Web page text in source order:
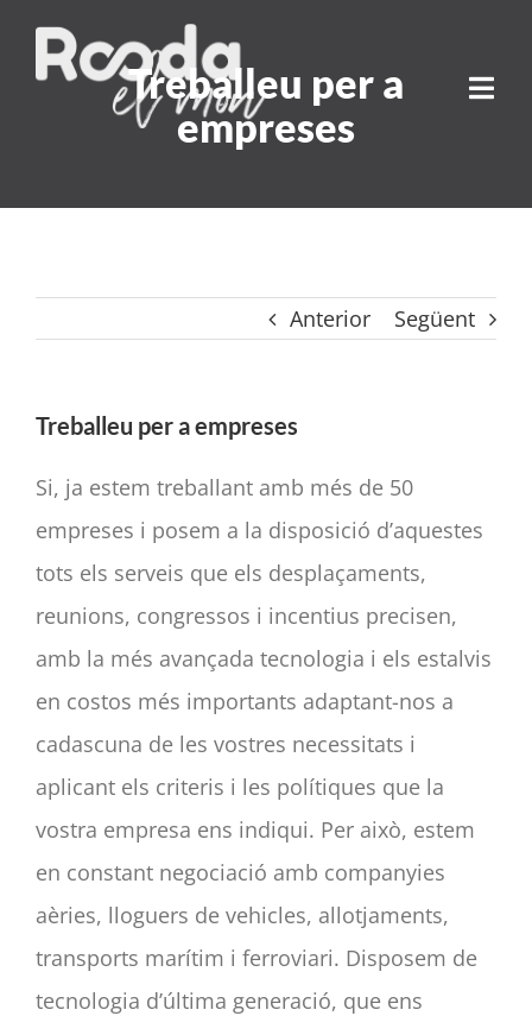
Skip
ALTRES VIATGES
CONTACTAR
CAT
Treballeu per a
empreses
Anterior Següent
Treballeu per a empreses
Si, ja estem treballant amb més de 50
empreses i posem a la disposició d’aquestes
tots els serveis que els desplaçaments,
reunions, congressos i incentius precisen,
amb la més avançada tecnologia i els estalvis
en costos més importants adaptant-nos a
cadascuna de les vostres necessitats i
aplicant els criteris i les polítiques que la
vostra empresa ens indiqui. Per això, estem
en constant negociació amb companyies
aèries, lloguers de vehicles, allotjaments,
transports marítim i ferroviari. Disposem de
tecnologia d’última generació, que ens